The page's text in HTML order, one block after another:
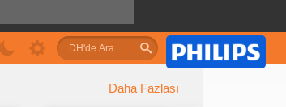
Daha Fazlası